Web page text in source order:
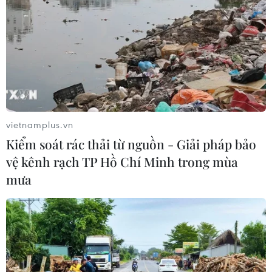
TIN LIÊN QUAN
vietnamplus.vn
Kiểm soát rác thải từ nguồn - Giải pháp bảo
vệ kênh rạch TP Hồ Chí Minh trong mùa
mưa